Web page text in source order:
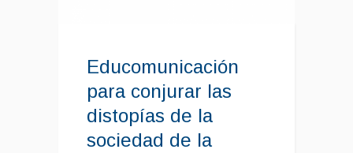
Educomunicación
para conjurar las
distopías de la
sociedad de la